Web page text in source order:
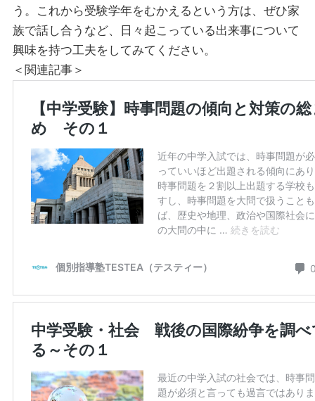
う。これから受験学年をむかえるという方は、ぜひ家
族で話し合うなど、日々起こっている出来事について
興味を持つ工夫をしてみてください。
＜関連記事＞